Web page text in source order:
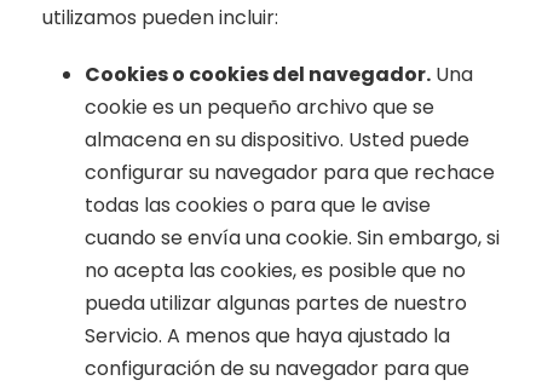
utilizamos pueden incluir:
Cookies o cookies del navegador. Una
cookie es un pequeño archivo que se
almacena en su dispositivo. Usted puede
configurar su navegador para que rechace
todas las cookies o para que le avise
cuando se envía una cookie. Sin embargo, si
no acepta las cookies, es posible que no
pueda utilizar algunas partes de nuestro
Servicio. A menos que haya ajustado la
configuración de su navegador para que